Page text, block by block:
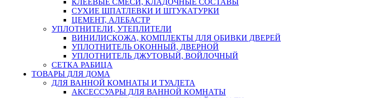
КЛЕЕВЫЕ СМЕСИ, КЛАДОЧНЫЕ СОСТАВЫ
СУХИЕ ШПАТЛЕВКИ И ШТУКАТУРКИ
ЦЕМЕНТ, АЛЕБАСТР
УПЛОТНИТЕЛИ, УТЕПЛИТЕЛИ
ВИНИЛИСКОЖА, КОМПЛЕКТЫ ДЛЯ ОБИВКИ ДВЕРЕЙ
УПЛОТНИТЕЛЬ ОКОННЫЙ, ДВЕРНОЙ
УПЛОТНИТЕЛЬ ДЖУТОВЫЙ, ВОЙЛОЧНЫЙ
СЕТКА РАБИЦА
ТОВАРЫ ДЛЯ ДОМА
ДЛЯ ВАННОЙ КОМНАТЫ И ТУАЛЕТА
АКСЕССУАРЫ ДЛЯ ВАННОЙ КОМНАТЫ